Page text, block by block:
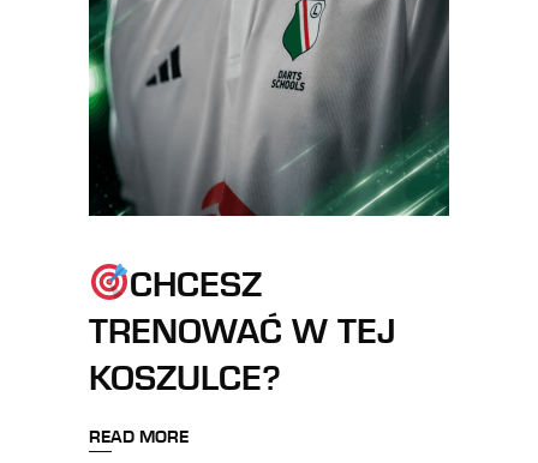
CHCESZ
TRENOWAĆ W TEJ
KOSZULCE?
READ MORE